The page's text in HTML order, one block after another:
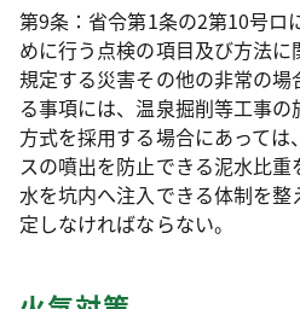
第9条：省令第1条の2第10号ロ
めに行う点検の項目及び方法
規定する災害その他の非常の
る事項には、温泉掘削等工事
方式を採用する場合にあって
スの噴出を防止できる泥水比
水を坑内へ注入できる体制を
定しなければならない。